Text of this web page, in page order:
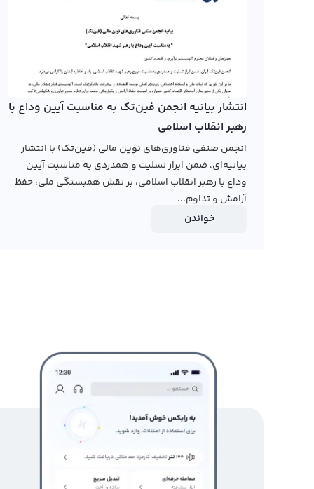
می‌شود و به طور سریع در بازار ارزهای دیجیتال به
خرید و فروش ریبون فایننس در برابر ریپل نکته مهمی
ریبون فایننس نیز در حال رشد است و می‌تواند سود خوبی
خرید و فروش ریبون فایننس را بدانیم باید با تحلیل
رابکس از خرید و فروش بیش از ۱۰۰۰ ارز دیجیتال پشتیبانی می‌کند. برای مشاهده قیمت رمز ارز ریبون فایننس، به صفحه
قیمت ریبون فایننس
انتشار بیانیه انجمن فین‌تک به مناسبت آیین وداع با
رهبر انقلاب اسلامی
انجمن صنفی فناوری‌های نوین مالی (فین‌تک) با انتشار
بیانیه‌ای، ضمن ابراز تسلیت و همدردی به مناسبت آیین
وداع با رهبر انقلاب اسلامی، بر نقش همبستگی ملی، حفظ
آرامش و تداوم...
خواندن